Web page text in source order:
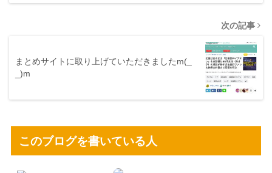
次の記事
まとめサイトに取り上げていただきましたm(_
_)m
このブログを書いている人